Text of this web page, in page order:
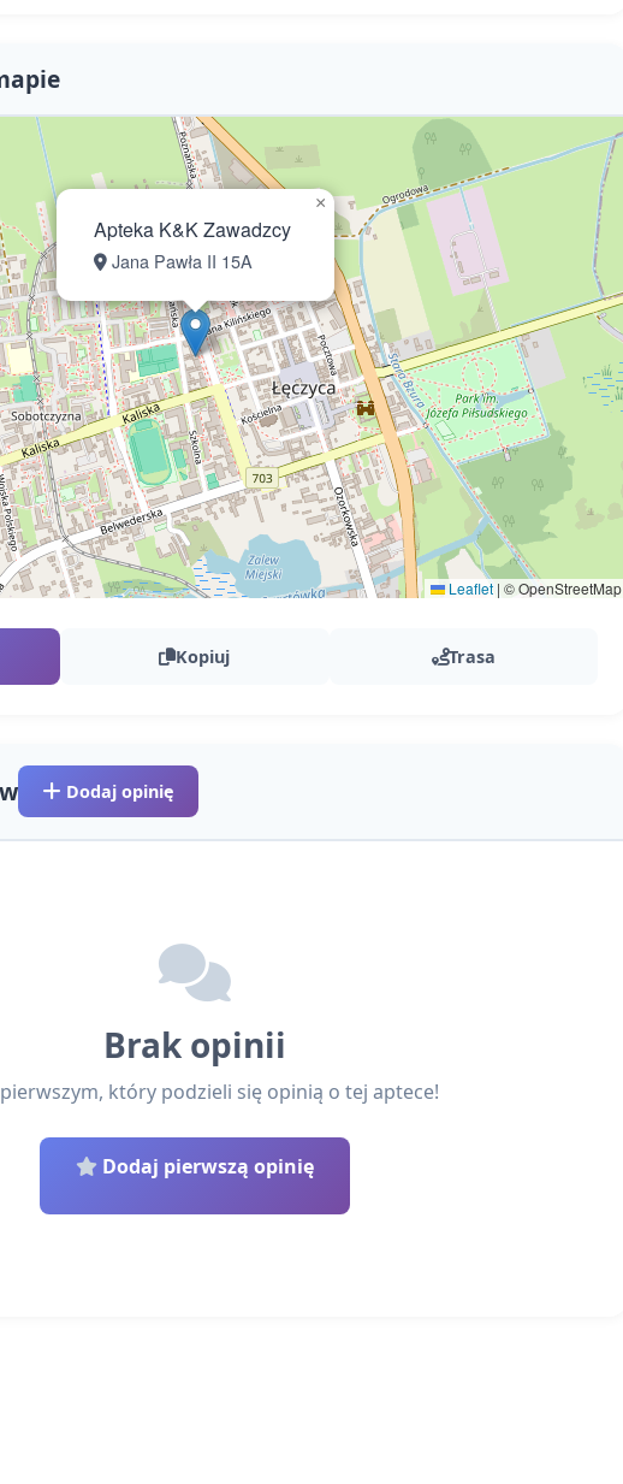
Apteka K&K Zawadzcy
Jana Pawła II 15A
×
Leaflet | © OpenStreetMap
Kopiuj Trasa
Dodaj opinię
Brak opinii
który podzieli się opinią o tej aptece!
Dodaj pierwszą opinię